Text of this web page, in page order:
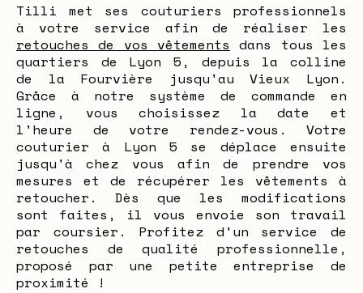
Tilli met ses couturiers professionnels
à votre service afin de réaliser les
retouches de vos vêtements dans tous les
quartiers de Lyon 5, depuis la colline
de la Fourvière jusqu'au Vieux Lyon.
Grâce à notre système de commande en
ligne, vous choisissez la date et
l'heure de votre rendez-vous. Votre
couturier à Lyon 5 se déplace ensuite
jusqu'à chez vous afin de prendre vos
mesures et de récupérer les vêtements à
retoucher. Dès que les modifications
sont faites, il vous envoie son travail
par coursier. Profitez d'un service de
retouches de qualité professionnelle,
proposé par une petite entreprise de
proximité !